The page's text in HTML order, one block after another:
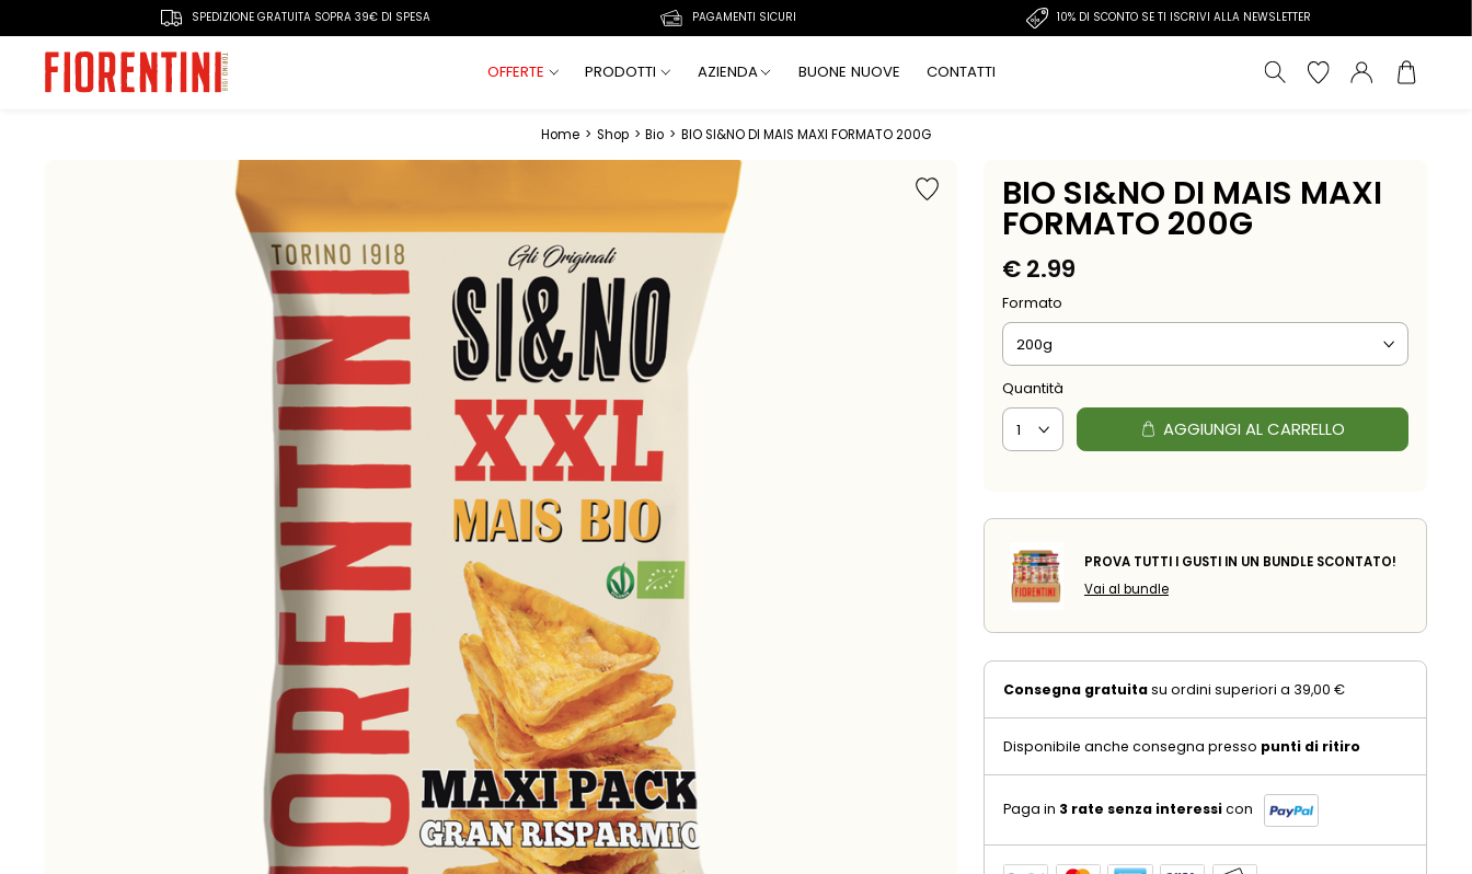
SPEDIZIONE GRATUITA SOPRA 39€ DI SPESA PAGAMENTI SICURI 10% DI SCONTO SE TI ISCRIVI ALLA NEWSLETTER
OFFERTE PRODOTTI AZIENDA BUONE NUOVE CONTATTI
Home > Shop > Bio > BIO SI&NO DI MAIS MAXI FORMATO 200G
BIO SI&NO DI MAIS MAXI
FORMATO 200G
€2.99
Formato
Quantità
AGGIUNGI AL CARRELLO
PROVA TUTTI I GUSTI IN UN BUNDLE SCONTATO!
Vai al bundle
Consegna gratuitasu ordini superiori a 39,00 €
Disponibile anche consegna presso punti di ritiro
Paga in 3 rate senza interessicon